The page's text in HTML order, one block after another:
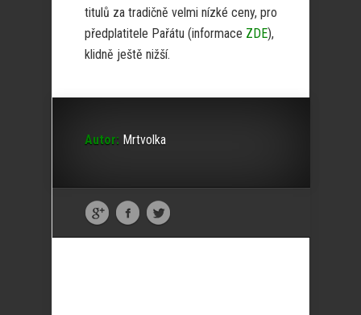
titulů za tradičně velmi nízké ceny, pro
předplatitele Pařátu (informace ZDE),
klidně ještě nižší.
Autor: Mrtvolka